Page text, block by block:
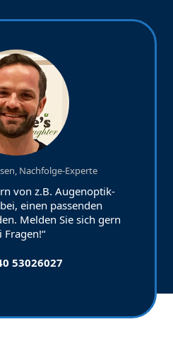
Nachfolge-Experte
von z.B. Augenoptik-
einen passenden
Melden Sie sich gern
Fragen!“
53026027